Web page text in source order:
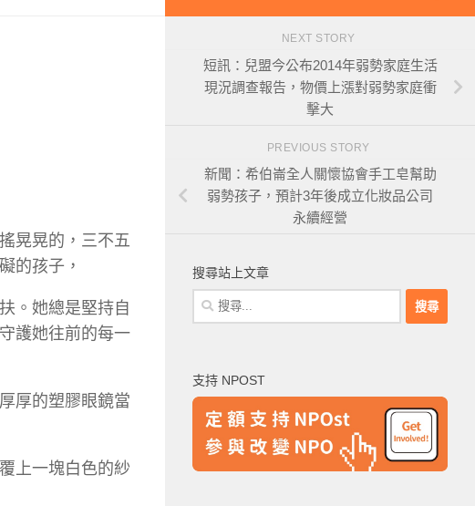
晃晃的，三不五
的孩子，
。她總是堅持自
護她往前的每一
厚的塑膠眼鏡當
上一塊白色的紗
NEXT STORY
短訊：兒盟今公布2014年弱勢家庭生活
現況調查報告，物價上漲對弱勢家庭衝
擊大
PREVIOUS STORY
新聞：希伯崙全人關懷協會手工皂幫助
弱勢孩子，預計3年後成立化妝品公司
永續經營
搜尋站上文章
搜
尋
字:
支持 NPOST